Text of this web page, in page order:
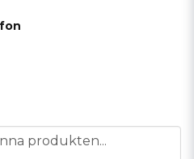
produkten...